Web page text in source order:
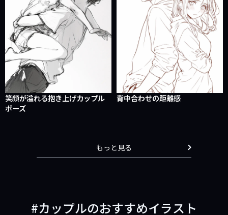
笑顔が溢れる抱き上げカップル
ポーズ
背中合わせの距離感
もっと見る
カップルのおすすめイラスト